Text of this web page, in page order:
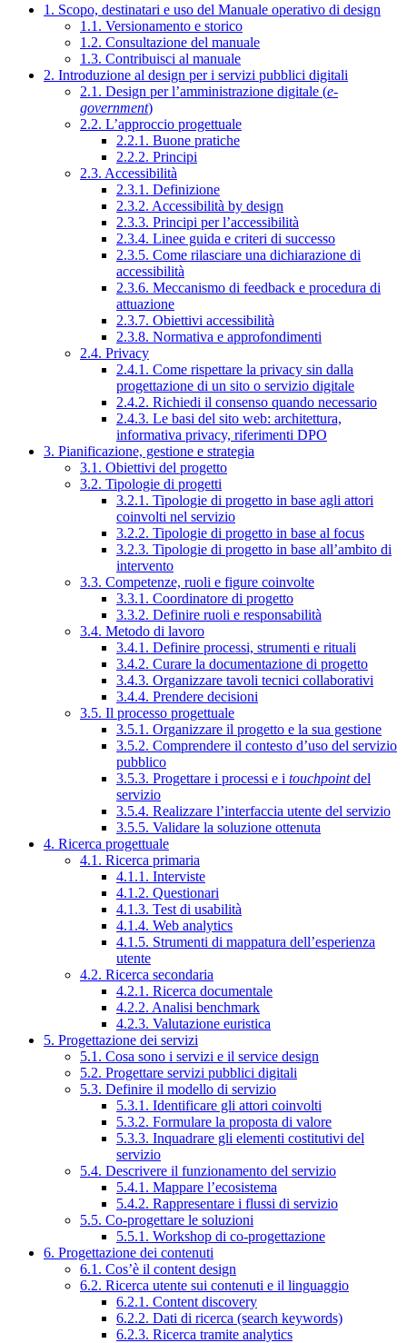
1. Scopo, destinatari e uso del Manuale operativo di design
1.1. Versionamento e storico
1.2. Consultazione del manuale
1.3. Contribuisci al manuale
2. Introduzione al design per i servizi pubblici digitali
2.1. Design per l’amministrazione digitale (e-
government)
2.2. L’approccio progettuale
2.2.1. Buone pratiche
2.2.2. Principi
2.3. Accessibilità
2.3.1. Definizione
2.3.2. Accessibilità by design
2.3.3. Principi per l’accessibilità
2.3.4. Linee guida e criteri di successo
2.3.5. Come rilasciare una dichiarazione di
accessibilità
2.3.6. Meccanismo di feedback e procedura di
attuazione
2.3.7. Obiettivi accessibilità
2.3.8. Normativa e approfondimenti
2.4. Privacy
2.4.1. Come rispettare la privacy sin dalla
progettazione di un sito o servizio digitale
2.4.2. Richiedi il consenso quando necessario
2.4.3. Le basi del sito web: architettura,
informativa privacy, riferimenti DPO
3. Pianificazione, gestione e strategia
3.1. Obiettivi del progetto
3.2. Tipologie di progetti
3.2.1. Tipologie di progetto in base agli attori
coinvolti nel servizio
3.2.2. Tipologie di progetto in base al focus
3.2.3. Tipologie di progetto in base all’ambito di
intervento
3.3. Competenze, ruoli e figure coinvolte
3.3.1. Coordinatore di progetto
3.3.2. Definire ruoli e responsabilità
3.4. Metodo di lavoro
3.4.1. Definire processi, strumenti e rituali
3.4.2. Curare la documentazione di progetto
3.4.3. Organizzare tavoli tecnici collaborativi
3.4.4. Prendere decisioni
3.5. Il processo progettuale
3.5.1. Organizzare il progetto e la sua gestione
3.5.2. Comprendere il contesto d’uso del servizio
pubblico
3.5.3. Progettare i processi e i touchpointdel
servizio
3.5.4. Realizzare l’interfaccia utente del servizio
3.5.5. Validare la soluzione ottenuta
4. Ricerca progettuale
4.1. Ricerca primaria
4.1.1. Interviste
4.1.2. Questionari
4.1.3. Test di usabilità
4.1.4. Web analytics
4.1.5. Strumenti di mappatura dell’esperienza
utente
4.2. Ricerca secondaria
4.2.1. Ricerca documentale
4.2.2. Analisi benchmark
4.2.3. Valutazione euristica
5. Progettazione dei servizi
5.1. Cosa sono i servizi e il service design
5.2. Progettare servizi pubblici digitali
5.3. Definire il modello di servizio
5.3.1. Identificare gli attori coinvolti
5.3.2. Formulare la proposta di valore
5.3.3. Inquadrare gli elementi costitutivi del
servizio
5.4. Descrivere il funzionamento del servizio
5.4.1. Mappare l’ecosistema
5.4.2. Rappresentare i flussi di servizio
5.5. Co-progettare le soluzioni
5.5.1. Workshop di co-progettazione
6. Progettazione dei contenuti
6.1. Cos’è il content design
6.2. Ricerca utente sui contenuti e il linguaggio
6.2.1. Content discovery
6.2.2. Dati di ricerca (search keywords)
6.2.3. Ricerca tramite analytics